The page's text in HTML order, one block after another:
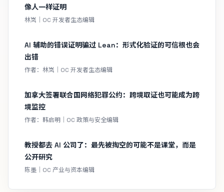
像人一样证明
林岚｜OC 开发者生态编辑
AI 辅助的错误证明骗过 Lean：形式化验证的可信根也会
出错
作者：林岚｜OC 开发者生态编辑
加拿大签署联合国网络犯罪公约：跨境取证也可能成为跨
境监控
作者：韩启明｜OC 政策与安全编辑
教授都去 AI 公司了：最先被掏空的可能不是课堂，而是
公开研究
陈墨｜OC 产业与资本编辑